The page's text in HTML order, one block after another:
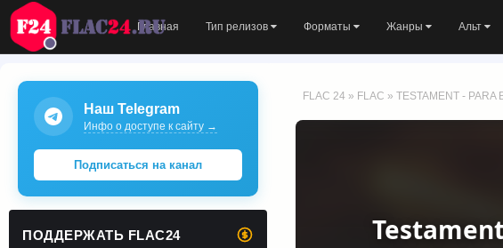
Главная Тип релизов Форматы Жанры Альт
FLAC 24 » FLAC » TESTAMENT - PARA
Наш Telegram
Инфо о доступе к сайту →
Подписаться на канал
ПОДДЕРЖАТЬ FLAC24